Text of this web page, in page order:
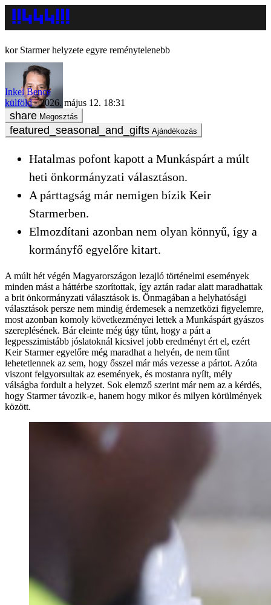
Starmer helyzete egyre reménytelenebb
Inkei Bence
külföld
2026. május 12. 18:31
Megosztás
Ajándékozás
Hatalmas pofont kapott a Munkáspárt a múlt
heti önkormányzati választáson.
A párttagság már nemigen bízik Keir
Starmerben.
Elmozdítani azonban nem olyan könnyű, így a
kormányfő egyelőre kitart.
A múlt hét végén Magyarországon lezajló történelmi események
minden mást a háttérbe szorítottak, így aztán radar alatt maradhattak
a brit önkormányzati választások is. Önmagában a helyhatósági
választások persze nem mindig érdemesek a nemzetközi figyelemre,
most azonban komoly következményei lettek a Munkáspárt gyászos
szereplésének. Bár eleinte még úgy tűnt, hogy a párt a
legpesszimistább jóslatoknál kicsivel jobb eredményt ért el, ezért
Keir Starmer egyelőre még maradhat a helyén, de nem tűnt
lehetetlennek az sem, hogy ősszel már más vezesse a pártot. Azóta
viszont felgyorsultak az események, és mostanra nyílt, mély
válságba fordult a helyzet. Sok elemző szerint már nem az a kérdés,
hogy Starmer távozik-e, hanem hogy mikor és milyen körülmények
között.